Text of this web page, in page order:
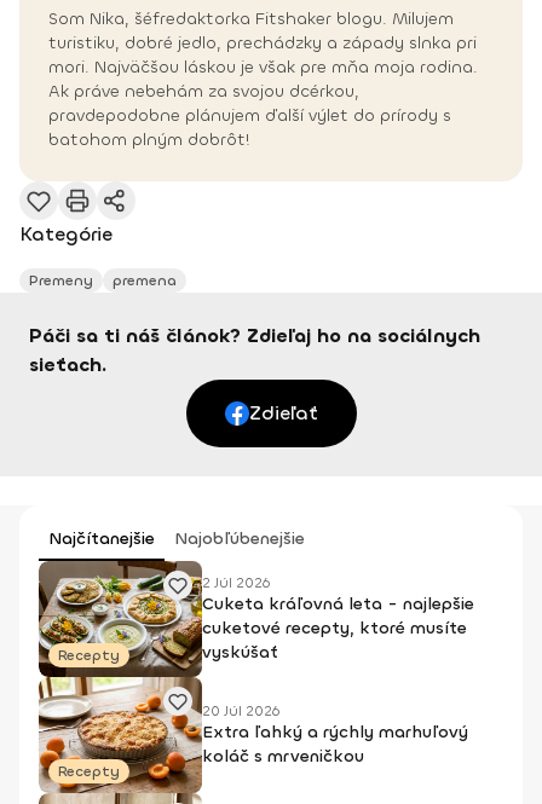
Som Nika, šéfredaktorka Fitshaker blogu. Milujem
turistiku, dobré jedlo, prechádzky a západy slnka pri
mori. Najväčšou láskou je však pre mňa moja rodina.
Ak práve nebehám za svojou dcérkou,
pravdepodobne plánujem ďalší výlet do prírody s
batohom plným dobrôt!
Kategórie
Premeny premena
Páči sa ti náš článok? Zdieľaj ho na sociálnych
sieťach.
Zdieľať
Najčítanejšie Najobľúbenejšie
Recepty
2 Júl 2026
Cuketa kráľovná leta - najlepšie
cuketové recepty, ktoré musíte
vyskúšať
Recepty
20 Júl 2026
Extra ľahký a rýchly marhuľový
koláč s mrveničkou